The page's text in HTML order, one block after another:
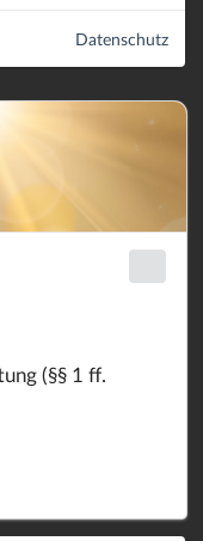
(§§ 1 ff.
Datenschutz